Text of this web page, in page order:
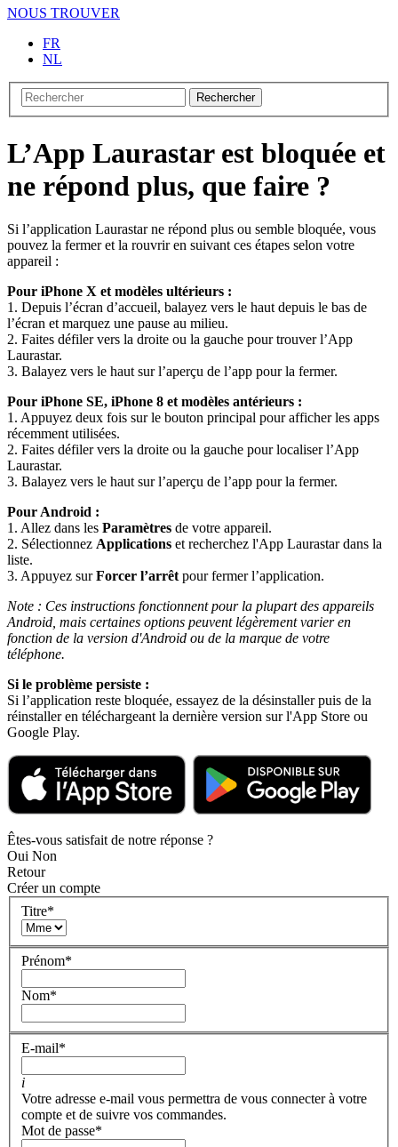
NOUS TROUVER
FR
NL
Rechercher
L’App Laurastar est bloquée et
ne répond plus, que faire ?
Si l’application Laurastar ne répond plus ou semble bloquée, vous
pouvez la fermer et la rouvrir en suivant ces étapes selon votre
appareil :
Pour iPhone X et modèles ultérieurs :
1. Depuis l’écran d’accueil, balayez vers le haut depuis le bas de
l’écran et marquez une pause au milieu.
2. Faites défiler vers la droite ou la gauche pour trouver l’App
Laurastar.
3. Balayez vers le haut sur l’aperçu de l’app pour la fermer.
Pour iPhone SE, iPhone 8 et modèles antérieurs :
1. Appuyez deux fois sur le bouton principal pour afficher les apps
récemment utilisées.
2. Faites défiler vers la droite ou la gauche pour localiser l’App
Laurastar.
3. Balayez vers le haut sur l’aperçu de l’app pour la fermer.
Pour Android :
1. Allez dans les Paramètres de votre appareil.
2. Sélectionnez Applications et recherchez l'App Laurastar dans la
liste.
3. Appuyez surForcer l’arrêt pour fermer l’application.
Note : Ces instructions fonctionnent pour la plupart des appareils
Android, mais certaines options peuvent légèrement varier en
fonction de la version d'Android ou de la marque de votre
téléphone.
Si le problème persiste :
Si l’application reste bloquée, essayez de la désinstaller puis de la
réinstaller en téléchargeant la dernière version sur l'App Store ou
Google Play.
Êtes-vous satisfait de notre réponse ?
Oui Non
Retour
Créer un compte
Titre*
Prénom*
Nom*
E-mail*
i
Votre adresse e-mail vous permettra de vous connecter à votre
compte et de suivre vos commandes.
Mot de passe*